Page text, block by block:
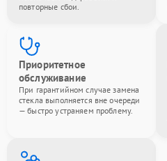
повторные сбои.
Приоритетное
обслуживание
При гарантийном случае замена
стекла выполняется вне очереди
— быстро устраняем проблему.